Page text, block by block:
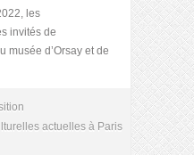
les
invités de
musée d’Orsay et de
actuelles à Paris